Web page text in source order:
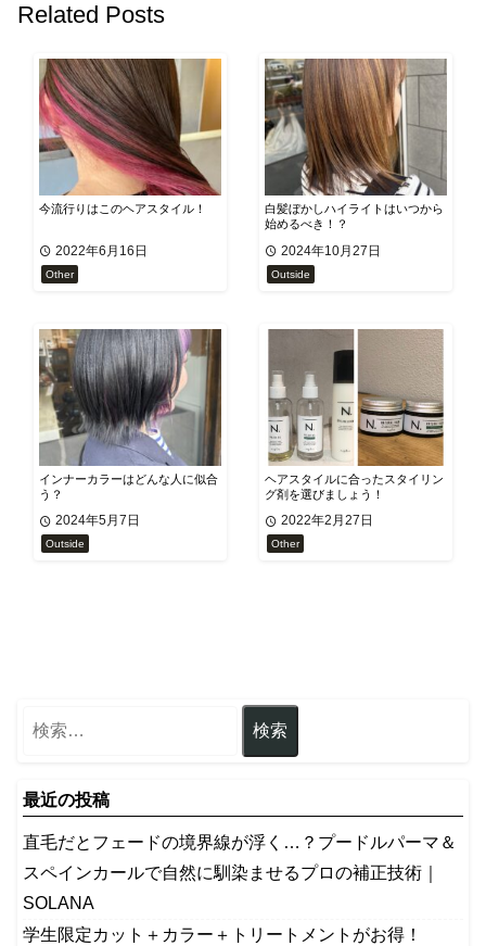
Related Posts
今流行りはこのヘアスタイル！
2022年6月16日
Other
白髪ぼかしハイライトはいつから
始めるべき！？
2024年10月27日
Outside
インナーカラーはどんな人に似合
う？
2024年5月7日
Outside
ヘアスタイルに合ったスタイリン
グ剤を選びましょう！
2022年2月27日
Other
最近の投稿
​直毛だとフェードの境界線が浮く…？プードルパーマ＆
スペインカールで自然に馴染ませるプロの補正技術｜
SOLANA
学生限定カット＋カラー＋トリートメントがお得！